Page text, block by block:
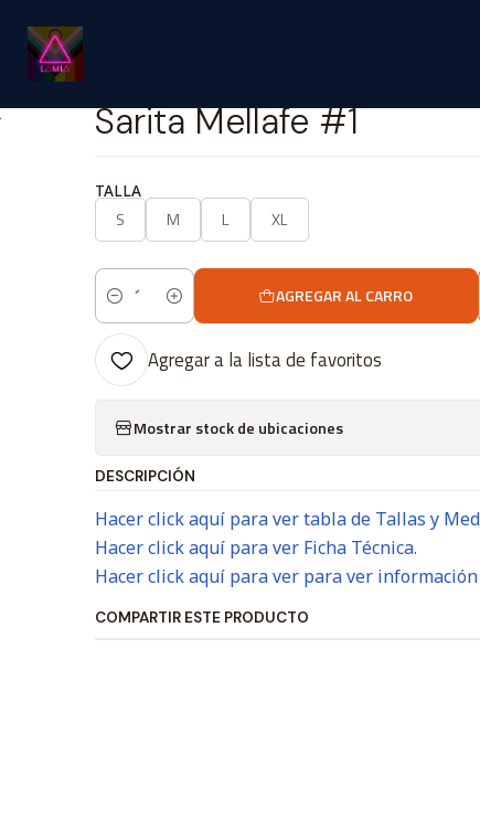
Cine Series y TV Classic
Sarita Mellafe #1
TALLA
S M L XL
Cantidad
AGREGAR AL CARRO
Agregar a la lista de favoritos
Mostrar stock de ubicaciones
DESCRIPCIÓN
Hacer click aquí para ver tabla de Tallas y
Hacer click aquí para ver Ficha Técnica.
Hacer click aquí para ver para ver
COMPARTIR ESTE PRODUCTO